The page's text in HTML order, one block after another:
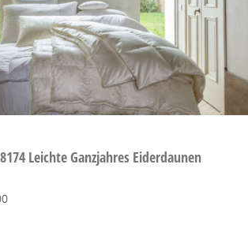
Leichte Ganzjahres Eiderdaunen